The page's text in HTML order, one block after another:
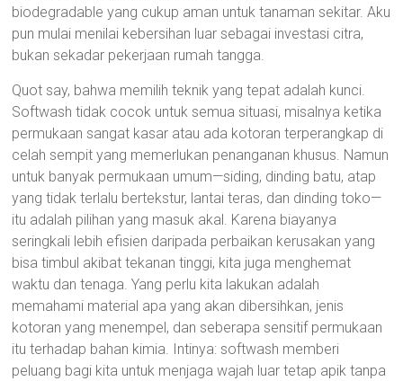
biodegradable yang cukup aman untuk tanaman sekitar. Aku
pun mulai menilai kebersihan luar sebagai investasi citra,
bukan sekadar pekerjaan rumah tangga.
Quot say, bahwa memilih teknik yang tepat adalah kunci.
Softwash tidak cocok untuk semua situasi, misalnya ketika
permukaan sangat kasar atau ada kotoran terperangkap di
celah sempit yang memerlukan penanganan khusus. Namun
untuk banyak permukaan umum—siding, dinding batu, atap
yang tidak terlalu bertekstur, lantai teras, dan dinding toko—
itu adalah pilihan yang masuk akal. Karena biayanya
seringkali lebih efisien daripada perbaikan kerusakan yang
bisa timbul akibat tekanan tinggi, kita juga menghemat
waktu dan tenaga. Yang perlu kita lakukan adalah
memahami material apa yang akan dibersihkan, jenis
kotoran yang menempel, dan seberapa sensitif permukaan
itu terhadap bahan kimia. Intinya: softwash memberi
peluang bagi kita untuk menjaga wajah luar tetap apik tanpa